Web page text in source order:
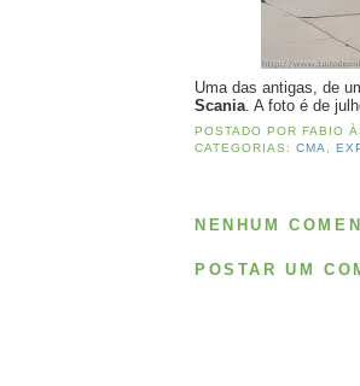
Uma das antigas, de
Scania . A foto é de
POSTADO PORFABIO
CATEGORIAS:CMA,
NENHUM
POSTAR UM